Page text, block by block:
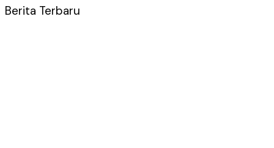
Berita Terbaru